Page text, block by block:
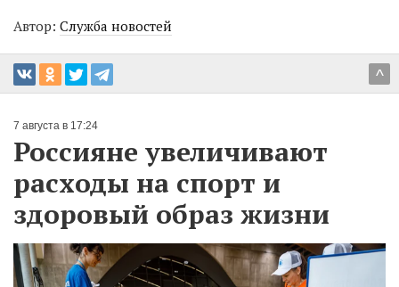
Автор: Служба новостей
^
7 августа в 17:24
Россияне увеличивают
расходы на спорт и
здоровый образ жизни